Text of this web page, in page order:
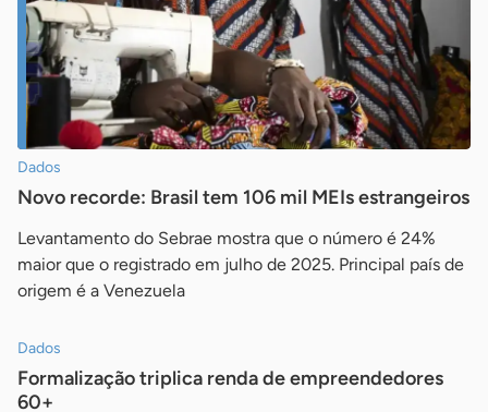
Dados
Novo recorde: Brasil tem 106 mil MEIs estrangeiros
Levantamento do Sebrae mostra que o número é 24%
maior que o registrado em julho de 2025. Principal país de
origem é a Venezuela
Dados
Formalização triplica renda de empreendedores
60+